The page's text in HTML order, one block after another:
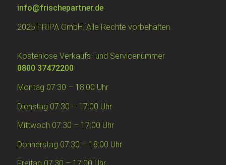
info@frischepartner.de
2025 FRIPA GmbH. Alle Rechte vorbehalten.
Kostenlose Verkaufs- und Servicenummer
0800 37472200
Montag 07:30 – 18:00 Uhr
Dienstag 07:30 – 17:00 Uhr
Mittwoch 07:30 – 17:00 Uhr
Donnerstag 07:30 – 18:00 Uhr